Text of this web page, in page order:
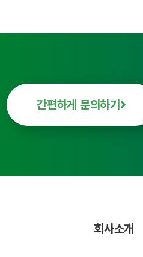
간편하게 문의하기
회사소개